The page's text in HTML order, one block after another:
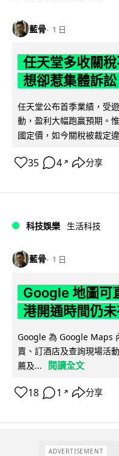
藍骨 1 日
任天堂多收關
想卻惹集體訴訟
任天堂公布首季業績，受
動，盈利大幅跑贏預期。
國定價，如今關稅被裁定
35 4 ↗ 分享
科技娛樂 生活科技
藍骨 1 日
Google 地圖
港開通時間仍
Google 為 Google Maps
賣、訂酒店及查詢現場活
薦及...
閱讀全文
18 1 ↗ 分享
ADVERTISEMENT